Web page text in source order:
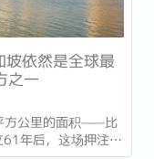
依然是全球最
之一
方公里的面积——比
年后，这场押注在